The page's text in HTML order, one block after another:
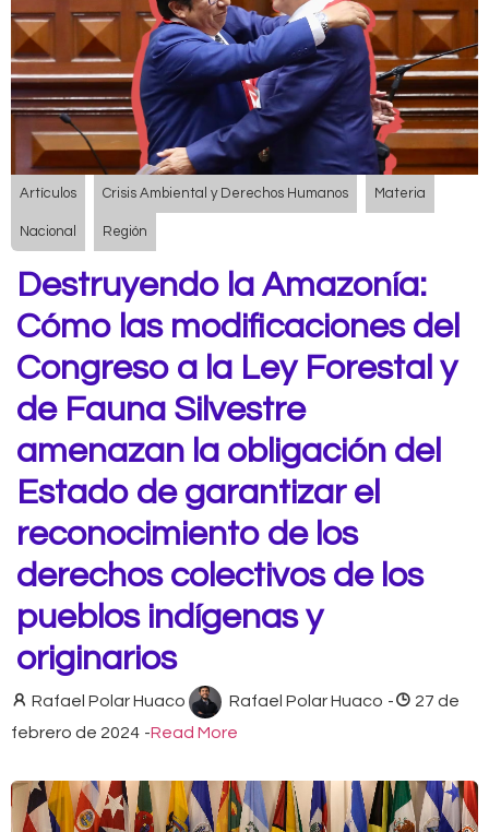
Artículos Crisis Ambiental y Derechos Humanos Materia
Nacional Región
Destruyendo la Amazonía:
Cómo las modificaciones del
Congreso a la Ley Forestal y
de Fauna Silvestre
amenazan la obligación del
Estado de garantizar el
reconocimiento de los
derechos colectivos de los
pueblos indígenas y
originarios
Rafael Polar Huaco Rafael Polar Huaco -
27 de
febrero de 2024 -Read More